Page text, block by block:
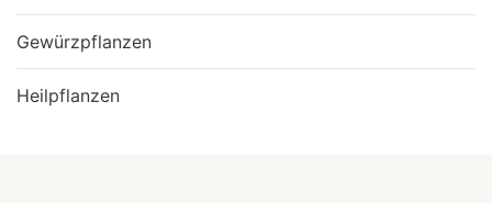
Gewürzpflanzen
Heilpflanzen